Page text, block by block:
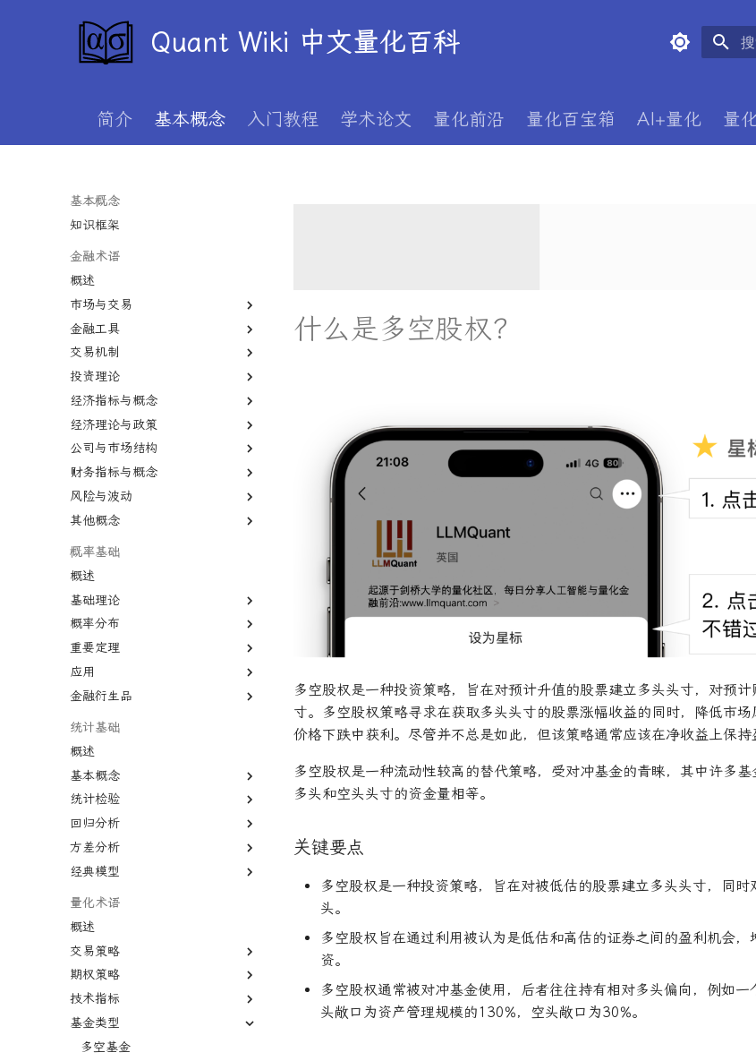
Quant Wiki 中文量化百科
简介 基本概念 入门教程 学术论文 量化前沿 量化百宝箱 AI+量化 量
基本概念
知识框架
金融术语
概述
市场与交易
一级市场
二级市场
债券市场
外汇市场
外汇
股市
熊市
牛市
纳斯达克
金融工具
股权
期货
期权
二元期权
卖出期权
VIX期权
债券
债券
国债
国库券
可转换债券
证券
衍生品
标的资产
固定收益
远期价格
远期合同
交易机制
T+1
保证金
保证金交易
交易商
卖空
首次公开募股
报价
首席经纪业务
投资理论
价值投资
被动投资
多因子模型
有效市场假说
风险投资
对冲
经济指标与概念
国内生产总值
国民生产总值
生产者价格指数
通货膨胀
恶性通胀
失业
经济增长
商业周期
大萧条
房地产泡沫
利率
联邦基金利率
经济理论与政策
宏观经济学
凯恩斯经济学
新自由主义
资本主义
自由市场
自由贸易
公开市场操作
货币政策
关税
贸易逆差
量化宽松
公司与市场结构
股份公司
有限合伙
寡头垄断
规模经济
知识经济
债务重组
合并与收购
杠杆收购
经济订货量
长期资本管理公司
财务指标与概念
市盈率
股息
股权稀释
毛利率
贴现率
年金表
收益率倒挂
AAA信用评级
CAPE比率
变化率
基准年
增长曲线
增长率
复利
复合年增长率
年回报率
年金未来价值
现值
资产负债表
资本化
边际收益
面值
风险与波动
杠杆
杠杆率
无杠杆Beta
波动性
流动性
CBOE波动率指数
其他概念
二八法则
基尼系数
菲利普斯曲线
比较优势
绝对优势
汇率
货币流通速度
概率基础
概述
基础理论
条件概率
联合概率
贝叶斯定理
相关性
相关系数
概率分布
概率分布
正态分布
均匀分布
重要定理
大数法则
中心极限定理
经验法则
应用
蒙特卡罗模拟
系统抽样
变异系数
金融衍生品
衍生品
统计基础
概述
基本概念
期望值
协方差
相关系数
线性关系
非线性
自相关
多重共线性
统计检验
P值
Z值
Z检验
T检验
假设检验
统计显著性
卡方统计量
置信区间
回归分析
回归分析
R平方
决定系数
多元线性回归
最小二乘法
变量膨胀因子
方差分析
方差分析
经典模型
默顿模型
量化术语
概述
交易策略
趋势交易
动量投资
因子投资
高频交易
期权策略
德尔塔对冲
伽马对冲
波动率套利
技术指标
移动平均线
简单移动平均线
基金类型
多空基金
什么是多空股权？
多空股权是一种投资策略，旨在对预计升值的股票建立多头头寸，对预
寸。多空股权策略寻求在获取多头头寸的股票涨幅收益的同时，降低市
价格下跌中获利。尽管并不总是如此，但该策略通常应该在净收益上保持
多空股权是一种流动性较高的替代策略，受对冲基金的青睐，其中许多
多头和空头头寸的资金量相等。
关键要点
多空股权是一种投资策略，旨在对被低估的股票建立多头头寸，同时
头。
多空股权旨在通过利用被认为是低估和高估的证券之间的盈利机会，
资。
多空股权通常被对冲基金使用，后者往往持有相对多头偏向，例如
头敞口为资产管理规模的130%，空头敞口为30%。